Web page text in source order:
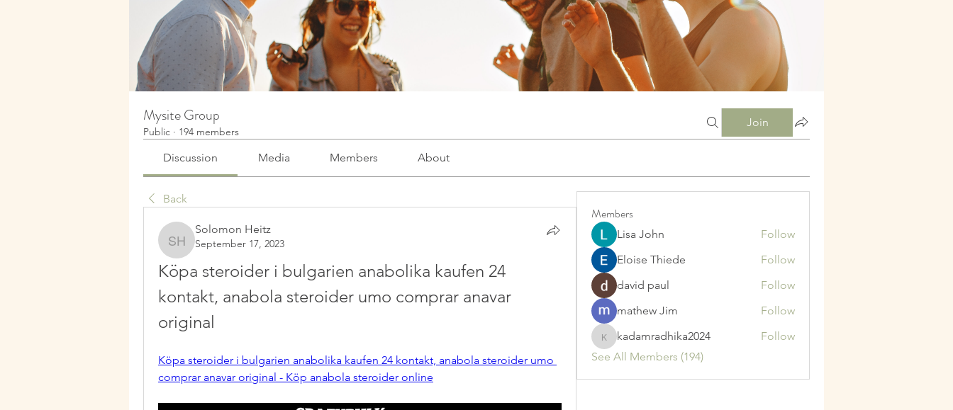
Mysite Group
Public · 194 members
Join
Discussion Media Members About
Back
Solomon Heitz
Solomon Heitz
September 17, 2023
Köpa steroider i bulgarien anabolika kaufen 24
kontakt, anabola steroider umo comprar anavar
original
Köpa steroider i bulgarien anabolika kaufen 24 kontakt, anabola steroider umo
comprar anavar original - Köp anabola steroider online
Members
Lisa John
Follow
Eloise Thiede
Follow
david paul
Follow
mathew Jim
Follow
kadamradhika2024
kadamradhika2024
Follow
See All Members (194)